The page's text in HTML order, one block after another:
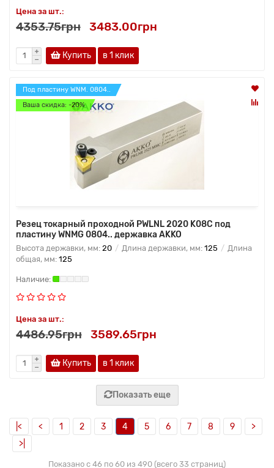
Цена за шт.:
4353.75грн 3483.00грн
Купить в 1 клик
Под пластину WNM. 0804..
Ваша скидка: -20%
Резец токарный проходной PWLNL 2020 K08C под
пластину WNMG 0804.. державка AKKO
Высота державки, мм: 20 Длина державки, мм: 125
Длина
общая, мм: 125
Цена за шт.:
4486.95грн 3589.65грн
Купить в 1 клик
Показать еще
|< < 1 2 3 4 5 6 7 8 9
>
>|
Показано с 46 по 60 из 490 (всего 33 страниц)